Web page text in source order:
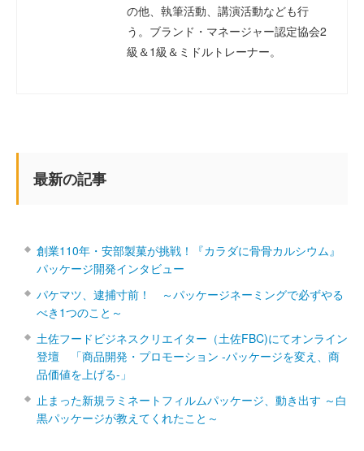
の他、執筆活動、講演活動なども行
う。ブランド・マネージャー認定協会2
級＆1級＆ミドルトレーナー。
最新の記事
創業110年・安部製菓が挑戦！『カラダに骨骨カルシウム』
パッケージ開発インタビュー
パケマツ、逮捕寸前！ ～パッケージネーミングで必ずやる
べき1つのこと～
土佐フードビジネスクリエイター（土佐FBC)にてオンライン
登壇 「商品開発・プロモーション ‐パッケージを変え、商
品価値を上げる‐」
止まった新規ラミネートフィルムパッケージ、動き出す ～白
黒パッケージが教えてくれたこと～